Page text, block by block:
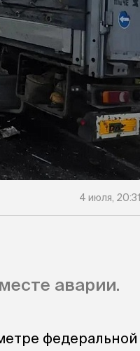
4 июля, 20:31
аварии.
федеральной